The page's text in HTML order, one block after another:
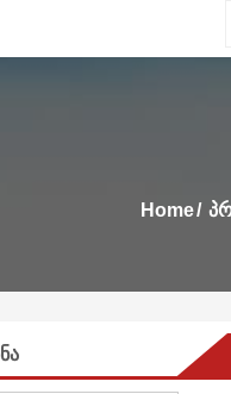
Home